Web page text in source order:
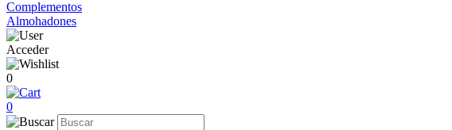
Complementos
Almohadones
Acceder
0
0